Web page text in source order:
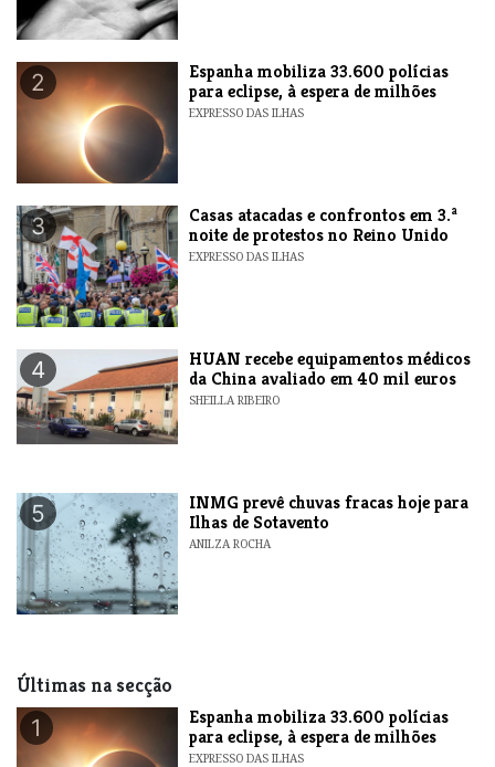
2
Espanha mobiliza 33.600 polícias
para eclipse, à espera de milhões
EXPRESSO DAS ILHAS
3
Casas atacadas e confrontos em 3.ª
noite de protestos no Reino Unido
EXPRESSO DAS ILHAS
4
HUAN recebe equipamentos médicos
da China avaliado em 40 mil euros
SHEILLA RIBEIRO
5
INMG prevê chuvas fracas hoje para
Ilhas de Sotavento
ANILZA ROCHA
Últimas na secção
1
Espanha mobiliza 33.600 polícias
para eclipse, à espera de milhões
EXPRESSO DAS ILHAS